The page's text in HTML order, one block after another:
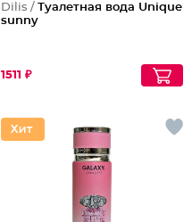
Dilis / Туалетная вода Unique
sunny
1511 ₽